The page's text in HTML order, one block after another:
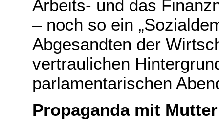
Arbeits- und das
– noch so ein
Abgesandten der
vertraulichen
parlamentarischen
Propaganda mit